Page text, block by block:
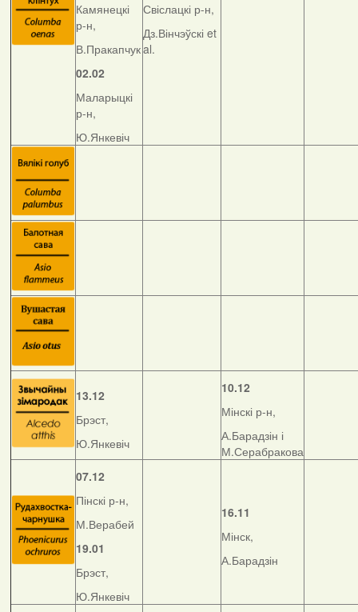
Камянецкі
р-н,
В.Пракапчук
02.02
Маларыцкі
р-н,
Ю.Янкевіч
Свіслацкі р-н,
Дз.Вінчэўскі et
al.
13.12
Брэст,
Ю.Янкевіч
10.12
Мінскі р-н,
А.Барадзін і
М.Серабракова
07.12
Пінскі р-н,
М.Верабей
19.01
Брэст,
Ю.Янкевіч
16.11
Мінск,
А.Барадзін